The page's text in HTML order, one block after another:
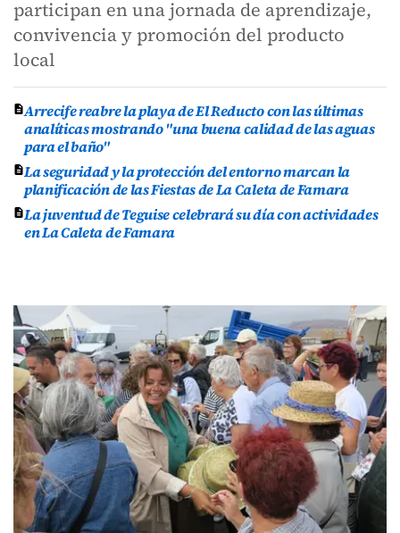
participan en una jornada de aprendizaje,
convivencia y promoción del producto
local
Arrecife reabre la playa de El Reducto con las últimas
analíticas mostrando "una buena calidad de las aguas
para el baño"
La seguridad y la protección del entorno marcan la
planificación de las Fiestas de La Caleta de Famara
La juventud de Teguise celebrará su día con actividades
en La Caleta de Famara